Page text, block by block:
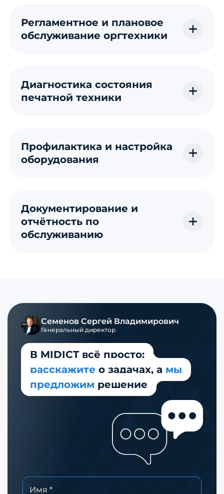
Регламентное и плановое
обслуживание оргтехники
Диагностика состояния
печатной техники
Профилактика и настройка
оборудования
Документирование и
отчётность по
обслуживанию
Семенов Сергей Владимирович
Генеральный директор
В MIDICT всё просто:
расскажите о задачах, а мы
предложим решение